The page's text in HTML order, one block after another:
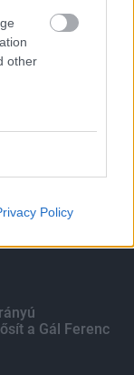
other
Policy
tart a
kivitelezők a
és fűtési
a Gál Ferenc